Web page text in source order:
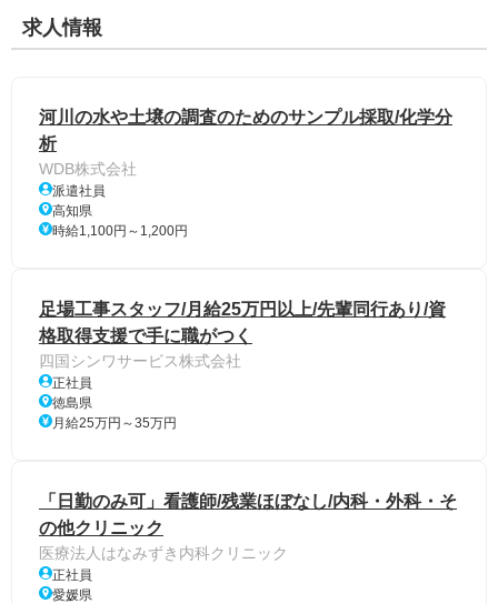
求人情報
河川の水や土壌の調査のためのサンプル採取/化学分
析
WDB株式会社
派遣社員
高知県
時給1,100円～1,200円
足場工事スタッフ/月給25万円以上/先輩同行あり/資
格取得支援で手に職がつく
四国シンワサービス株式会社
正社員
徳島県
月給25万円～35万円
「日勤のみ可」看護師/残業ほぼなし/内科・外科・そ
の他クリニック
医療法人はなみずき内科クリニック
正社員
愛媛県